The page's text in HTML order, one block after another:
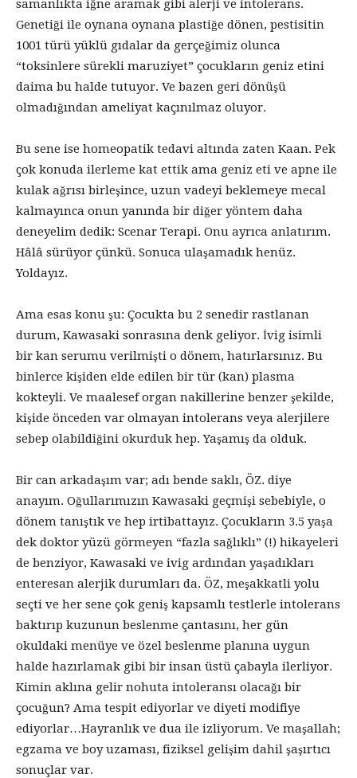
samanlıkta iğne aramak gibi alerji ve intolerans.
Genetiği ile oynana oynana plastiğe dönen, pestisitin
1001 türü yüklü gıdalar da gerçeğimiz olunca
“toksinlere sürekli maruziyet” çocukların geniz etini
daima bu halde tutuyor. Ve bazen geri dönüşü
olmadığından ameliyat kaçınılmaz oluyor.
Bu sene ise homeopatik tedavi altında zaten Kaan. Pek
çok konuda ilerleme kat ettik ama geniz eti ve apne ile
kulak ağrısı birleşince, uzun vadeyi beklemeye mecal
kalmayınca onun yanında bir diğer yöntem daha
deneyelim dedik: Scenar Terapi. Onu ayrıca anlatırım.
Hâlâ sürüyor çünkü. Sonuca ulaşamadık henüz.
Yoldayız.
Ama esas konu şu: Çocukta bu 2 senedir rastlanan
durum, Kawasaki sonrasına denk geliyor. İvig isimli
bir kan serumu verilmişti o dönem, hatırlarsınız. Bu
binlerce kişiden elde edilen bir tür (kan) plasma
kokteyli. Ve maalesef organ nakillerine benzer şekilde,
kişide önceden var olmayan intolerans veya alerjilere
sebep olabildiğini okurduk hep. Yaşamış da olduk.
Bir can arkadaşım var; adı bende saklı, ÖZ. diye
anayım. Oğullarımızın Kawasaki geçmişi sebebiyle, o
dönem tanıştık ve hep irtibattayız. Çocukların 3.5 yaşa
dek doktor yüzü görmeyen “fazla sağlıklı” (!) hikayeleri
de benziyor, Kawasaki ve ivig ardından yaşadıkları
enteresan alerjik durumları da. ÖZ, meşakkatli yolu
seçti ve her sene çok geniş kapsamlı testlerle intolerans
baktırıp kuzunun beslenme çantasını, her gün
okuldaki menüye ve özel beslenme planına uygun
halde hazırlamak gibi bir insan üstü çabayla ilerliyor.
Kimin aklına gelir nohuta intoleransı olacağı bir
çocuğun? Ama tespit ediyorlar ve diyeti modifiye
ediyorlar…Hayranlık ve dua ile izliyorum. Ve maşallah;
egzama ve boy uzaması, fiziksel gelişim dahil şaşırtıcı
sonuçlar var.